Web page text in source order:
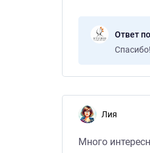
Ответ
Спасибо!
Лия
Много